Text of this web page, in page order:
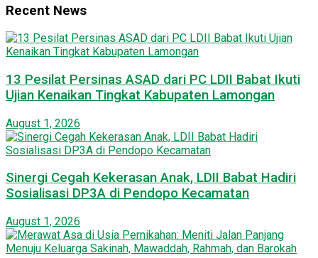
Recent News
13 Pesilat Persinas ASAD dari PC LDII Babat Ikuti
Ujian Kenaikan Tingkat Kabupaten Lamongan
August 1, 2026
Sinergi Cegah Kekerasan Anak, LDII Babat Hadiri
Sosialisasi DP3A di Pendopo Kecamatan
August 1, 2026